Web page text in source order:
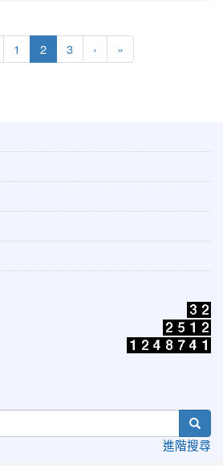
上一頁
1 2(目前頁次)
3 › 下一頁
»
進階搜尋